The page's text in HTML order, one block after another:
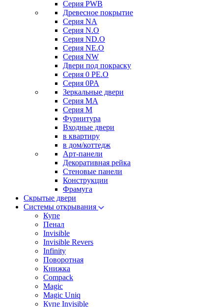
Серия PWB
Древесное покрытие
Серия NA
Серия N.O
Серия ND.O
Серия NE.O
Серия NW
Двери под покраску
Серия 0 PE.O
Серия 0PA
Зеркальные двери
Серия MA
Серия M
Фурнитура
Входные двери
в квартиру
в дом/коттедж
Арт-панели
Декоративная рейка
Стеновые панели
Конструкции
Фрамуга
Скрытые двери
Системы открывания
Купе
Пенал
Invisible
Invisible Revers
Infinity
Поворотная
Книжка
Compack
Magic
Magic Uniq
Купе Invisible